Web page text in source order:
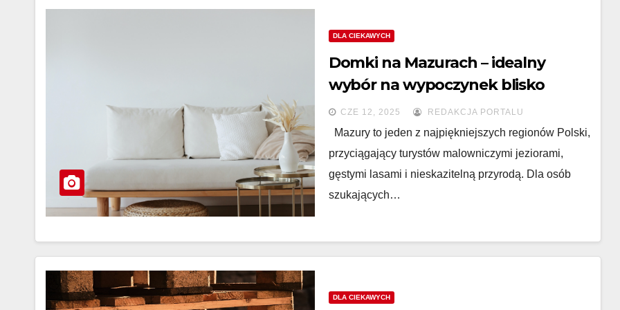
DLA CIEKAWYCH
Domki na Mazurach – idealny
wybór na wypoczynek blisko
natury
CZE 12, 2025 REDAKCJA PORTALU
Mazury to jeden z najpiękniejszych regionów Polski,
przyciągający turystów malowniczymi jeziorami,
gęstymi lasami i nieskazitelną przyrodą. Dla osób
szukających…
DLA CIEKAWYCH